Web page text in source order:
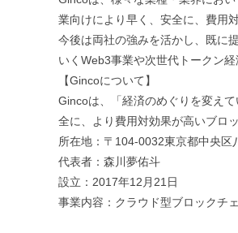
業向けにより早く、安全に、費用
今後は両社の強みを活かし、既に
いくWeb3事業や次世代トークン
【Gincoについて】
Gincoは、「経済のめぐりを変え
全に、より費用対効果が高いブロ
所在地：〒104-0032東京都中央区
代表者：森川夢佑斗
設立：2017年12月21日
事業内容：クラウド型ブロックチ